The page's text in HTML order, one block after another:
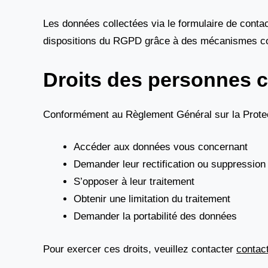
Les données collectées via le formulaire de
dispositions du RGPD grâce à des mécanismes
Droits des personnes
Conformément au Règlement Général sur la
Accéder aux données vous concernant
Demander leur rectification ou suppression
S’opposer à leur traitement
Obtenir une limitation du traitement
Demander la portabilité des données
Pour exercer ces droits, veuillez contacter